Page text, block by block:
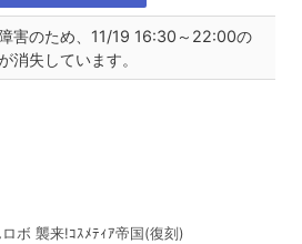
害のため、11/19 16:30～22:00の
消失しています。
ボ 襲来!ｺｽﾒﾃｨｱ帝国(復刻)